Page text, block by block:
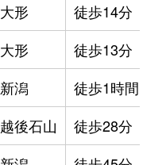
大形
徒歩14分
大形
徒歩13分
新潟
徒歩1時間15
越後石山
徒歩28分